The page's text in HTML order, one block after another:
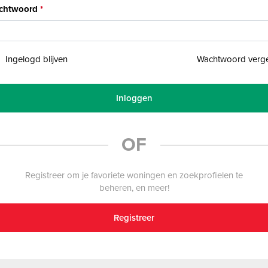
Ingelogd blijven Wachtwoord
Inloggen
OF
Registreer om je favoriete woningen en zoekprofielen te
beheren, en meer!
Registreer